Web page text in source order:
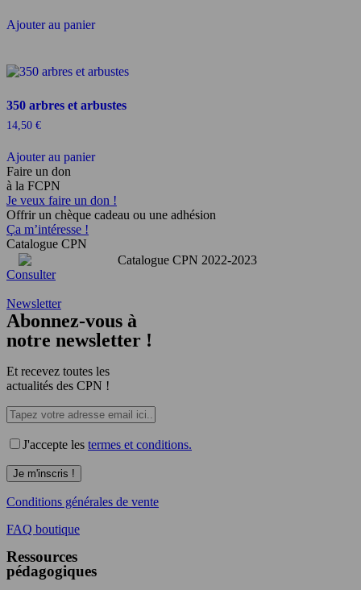
Ajouter au panier
350 arbres et arbustes
14,50 €
Ajouter au panier
Faire un don
à la FCPN
Je veux faire un don !
Offrir un chèque cadeau ou une adhésion
Ça m’intéresse !
Catalogue CPN
Consulter
Newsletter
Abonnez-vous à
notre newsletter !
Et recevez toutes les
actualités des CPN !
J'accepte les termes et conditions.
Conditions générales de vente
FAQ boutique
Ressources
pédagogiques